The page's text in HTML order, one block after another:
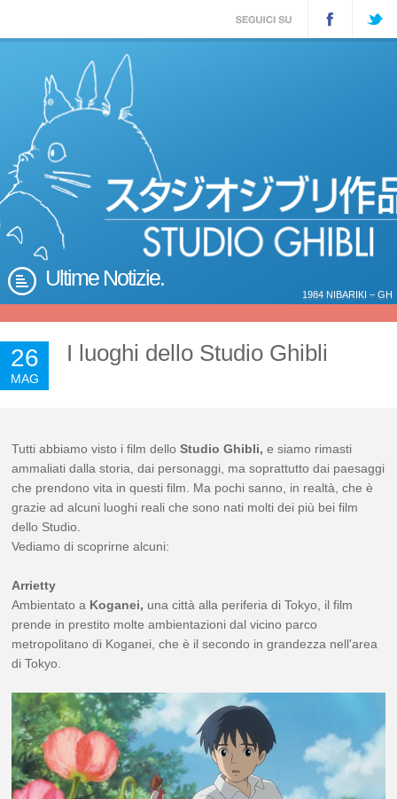
Ultime Notizie.
1984 NIBARIKI – GH
26
MAG
I luoghi dello Studio Ghibli
Tutti abbiamo visto i film delloStudio Ghibli, e siamo rimasti
ammaliati dalla storia, dai personaggi, ma soprattutto dai paesaggi
che prendono vita in questi film. Ma pochi sanno, in realtà, che è
grazie ad alcuni luoghi reali che sono nati molti dei più bei film
dello Studio.
Vediamo di scoprirne alcuni:
Arrietty
Ambientato a Koganei, una città alla periferia di Tokyo, il film
prende in prestito molte ambientazioni dal vicino parco
metropolitano di Koganei, che è il secondo in grandezza nell'area
di Tokyo.